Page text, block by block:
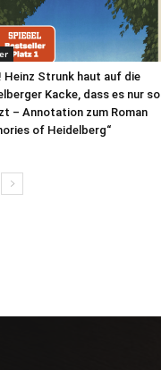
Heinz Strunk haut auf die
Kacke, dass es nur so
– Annotation zum Roman
of Heidelberg“